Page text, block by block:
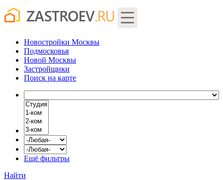
Новостройки Москвы
Подмосковья
Новой Москвы
Застройщики
Поиск на карте
Ещё фильтры
Найти